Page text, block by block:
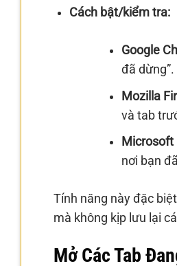
Cách bật/kiểm tra:
Google
đã dừng”.
Mozilla
và tab
Microsoft
nơi bạn
Tính năng này đặc
mà không kịp lưu lại
Mở Các Tab